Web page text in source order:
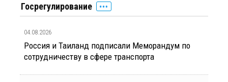
Госрегулирование
04.08.2026
Россия и Таиланд подписали Меморандум по
сотрудничеству в сфере транспорта